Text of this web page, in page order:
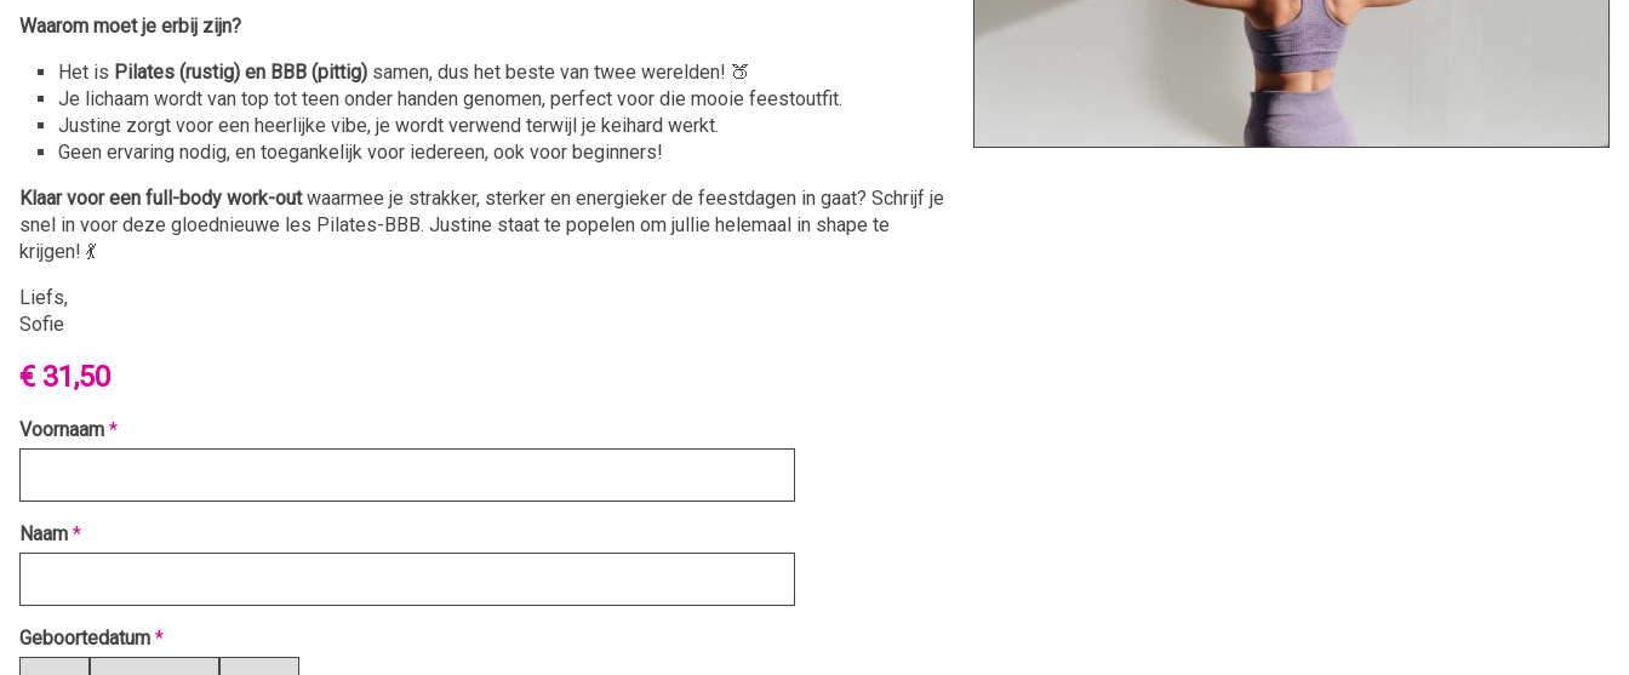
Waarom moet je erbij zijn?
Het is Pilates (rustig) en BBB (pittig) samen, dus het beste van twee werelden! 🍑
Je lichaam wordt van top tot teen onder handen genomen, perfect voor die mooie feestoutfit.
Justine zorgt voor een heerlijke vibe, je wordt verwend terwijl je keihard werkt.
Geen ervaring nodig, en toegankelijk voor iedereen, ook voor beginners!
Klaar voor een full-body work-outwaarmee je strakker, sterker en energieker de feestdagen in gaat? Schrijf je
snel in voor deze gloednieuwe les Pilates-BBB. Justine staat te popelen om jullie helemaal in shape te
krijgen! 💃
Liefs,
Sofie
€ 31,50
Voornaam *
Naam *
Geboortedatum *